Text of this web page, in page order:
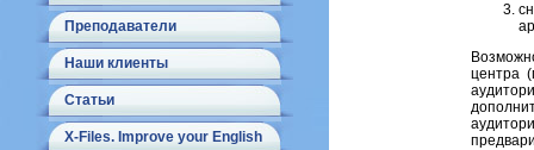
Преподаватели
Наши клиенты
Статьи
X-Files. Improve your English
центра